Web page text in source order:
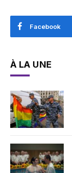
Facebook
À LA UNE